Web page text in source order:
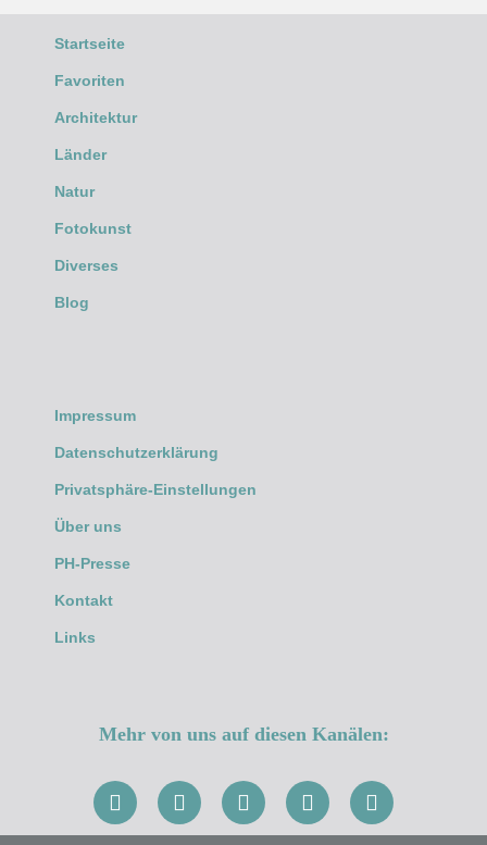
Startseite
Favoriten
Architektur
Länder
Natur
Fotokunst
Diverses
Blog
Impressum
Datenschutzerklärung
Privatsphäre-Einstellungen
Über uns
PH-Presse
Kontakt
Links
Mehr von uns auf diesen Kanälen: